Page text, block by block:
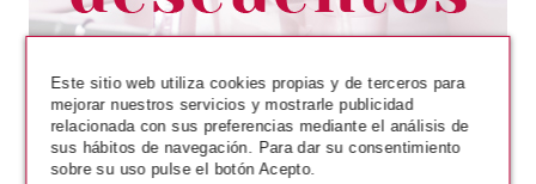
Este sitio web utiliza cookies propias y de terceros para
mejorar nuestros servicios y mostrarle publicidad
relacionada con sus preferencias mediante el análisis de
sus hábitos de navegación. Para dar su consentimiento
sobre su uso pulse el botón Acepto.